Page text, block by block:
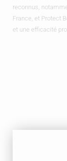
reconnus,
France, et Protect
et une efficacité